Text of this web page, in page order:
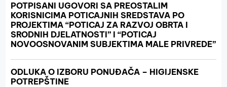
POTPISANI UGOVORI SA PREOSTALIM
KORISNICIMA POTICAJNIH SREDSTAVA PO
PROJEKTIMA “POTICAJ ZA RAZVOJ OBRTA I
SRODNIH DJELATNOSTI” I “POTICAJ
NOVOOSNOVANIM SUBJEKTIMA MALE PRIVREDE”
ODLUKA O IZBORU PONUĐAČA – HIGIJENSKE
POTREPŠTINE